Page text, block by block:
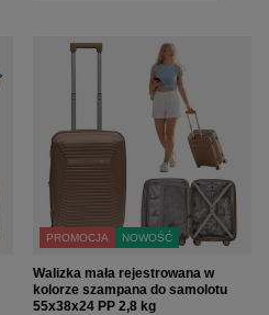
PROMOCJA NOWOŚĆ
Walizka mała rejestrowana w
kolorze szampana do samolotu
55x38x24 PP 2,8 kg